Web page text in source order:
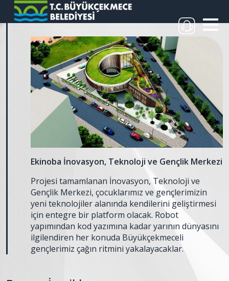
Ekinoba İnovasyon, Teknoloji ve Gençlik Merkezi
Projesi tamamlanan İnovasyon, Teknoloji ve
Gençlik Merkezi, çocuklarımız ve gençlerimizin
yeni teknolojiler alanında kendilerini geliştirmesi
için entegre bir platform olacak. Robot
yapımından kod yazımına kadar yarının dünyasını
ilgilendiren her konuda Büyükçekmeceli
gençlerimiz çağın ritmini yakalayacaklar.